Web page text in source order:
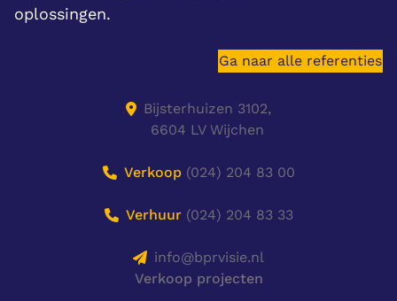
oplossingen.
Ga naar alle referenties
Bijsterhuizen 3102,
6604 LV Wijchen
Verkoop (024) 204 83 00
Verhuur (024) 204 83 33
info@bprvisie.nl
Verkoop projecten